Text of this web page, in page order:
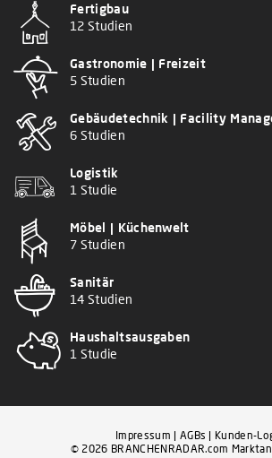
Fertigbau
12 Studien
Gastronomie | Freizeit
5 Studien
Gebäudetechnik | Facility
6 Studien
Logistik
1 Studie
Möbel | Küchenwelt
7 Studien
Sanitär
14 Studien
Haushaltsausgaben
1 Studie
Impressum | AGBs | Kunden-
© 2026 BRANCHENRADAR.com